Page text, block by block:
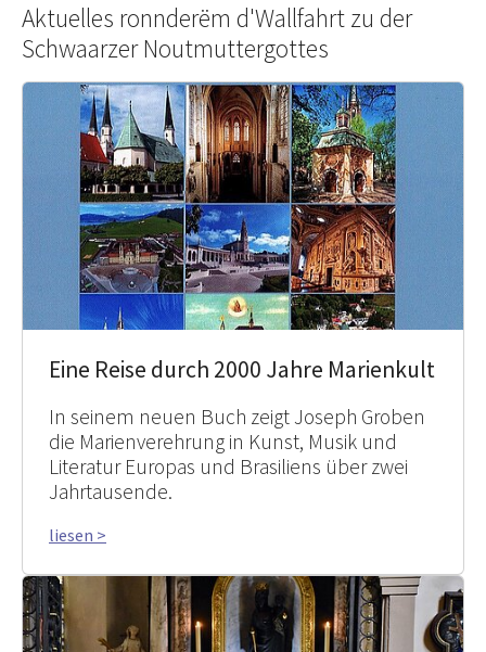
Aktuelles ronnderëm d'Wallfahrt zu der
Schwaarzer Noutmuttergottes
Eine Reise durch 2000 Jahre Marienkult
In seinem neuen Buch zeigt Joseph Groben
die Marienverehrung in Kunst, Musik und
Literatur Europas und Brasiliens über zwei
Jahrtausende.
liesen >